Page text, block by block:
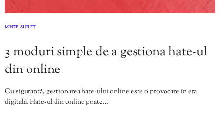
MINTE SUFLET
3 moduri simple de a gestiona hate-ul
din online
Cu siguranță, gestionarea hate-ului online este o provocare în era
digitală. Hate-ul din online poate…